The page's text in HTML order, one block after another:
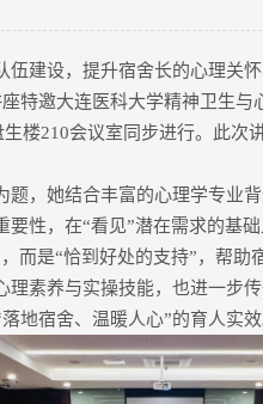
建设，提升宿舍长的心理关
特邀大连医科大学精神卫生
楼210会议室同步进行。此
，她结合丰富的心理学专业
性，在“看见”潜在需求的基
是“恰到好处的支持”，帮助
素养与实操技能，也进一步
地宿舍、温暖人心”的育人实效